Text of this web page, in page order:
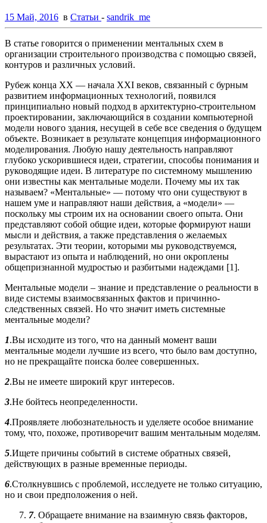
15 Май, 2016 в Статьи - sandrik_me
В статье говорится о применении ментальных схем в
организации строительного производства с помощью связей,
контуров и различных условий.
Рубеж конца ХХ — начала XXI веков, связанный с бурным
развитием информационных технологий, появился
принципиально новый подход в архитектурно-строительном
проектировании, заключающийся в создании компьютерной
модели нового здания, несущей в себе все сведения о будущем
объекте. Возникает в результате концепция информационного
моделирования. Любую нашу деятельность направляют
глубоко ускорившиеся идеи, стратегии, способы понимания и
руководящие идеи. В литературе по системному мышлению
они известны как ментальные модели. Почему мы их так
называем? «Ментальные» — потому что они существуют в
нашем уме и направляют наши действия, а «модели» —
поскольку мы строим их на основании своего опыта. Они
представляют собой общие идеи, которые формируют наши
мысли и действия, а также представления о желаемых
результатах. Эти теории, которыми мы руководствуемся,
вырастают из опыта и наблюдений, но они окроплены
общепризнанной мудростью и разбитыми надеждами [1].
Ментальные модели – знание и представление о реальности в
виде системы взаимосвязанных фактов и причинно-
следственных связей. Но что значит иметь системные
ментальные модели?
1.Вы исходите из того, что на данный момент ваши
ментальные модели лучшие из всего, что было вам доступно,
но не прекращайте поиска более совершенных.
2.Вы не имеете широкий круг интересов.
3.Не бойтесь неопределенности.
4.Проявляете любознательность и уделяете особое внимание
тому, что, похоже, противоречит вашим ментальным моделям.
5.Ищете причины событий в системе обратных связей,
действующих в разные временные периоды.
6.Столкнувшись с проблемой, исследуете не только ситуацию,
но и свои предположения о ней.
7. Обращаете внимание на взаимную связь факторов,